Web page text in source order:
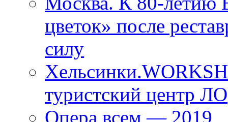
цветок» после
силу
туристский центр ЛО
Опера всем — 2019